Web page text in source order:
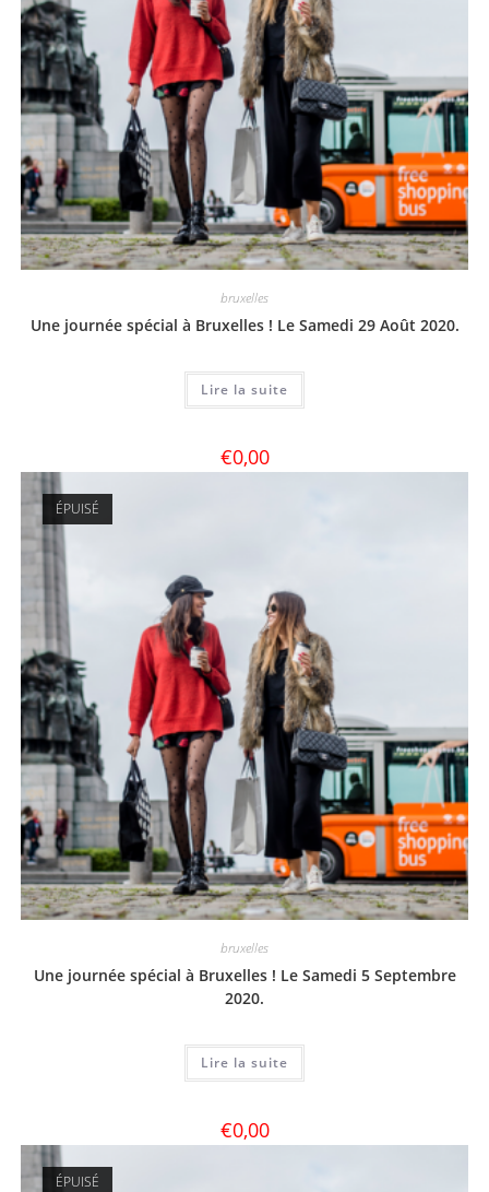
bruxelles
Une journée spécial à Bruxelles ! Le Samedi 29 Août 2020.
Lire la suite
€0,00
ÉPUISÉ
bruxelles
Une journée spécial à Bruxelles ! Le Samedi 5 Septembre
2020.
Lire la suite
€0,00
ÉPUISÉ